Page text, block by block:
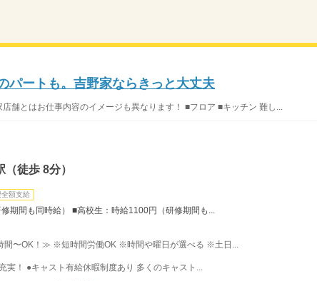
パートも。吉野家ならきっと大丈夫
舗とはお仕事内容のイメージも異なります！ ■フロア ■キッチン 難し...
徒歩 8分）
全額支給
期間も同時給） ■高校生：時給1100円（研修期間も...
間〜OK！≫ ※短時間労働OK ※時間や曜日が選べる ※土日...
！ ●キャスト有給休暇制度あり 多くのキャスト...